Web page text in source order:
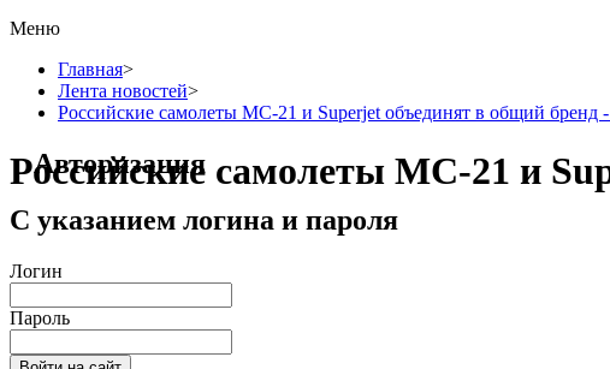
Меню
Главная>
Лента новостей>
Российские самолеты МС-21 и Superjet объединят в общий бренд
Российские самолеты МС-21 и
Авторизация
С указанием логина и пароля
Логин
Пароль